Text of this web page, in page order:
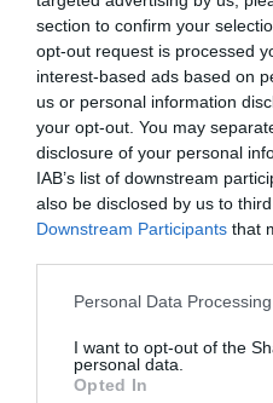
section to confirm your
opt-out request is processed
interest-based ads based on
us or personal information
your opt-out. You may
disclosure of your personal
IAB’s list of downstream
also be disclosed by us to
Downstream Participants that
Personal Data
I want to opt-out of the
personal data.
Opted In
Runner